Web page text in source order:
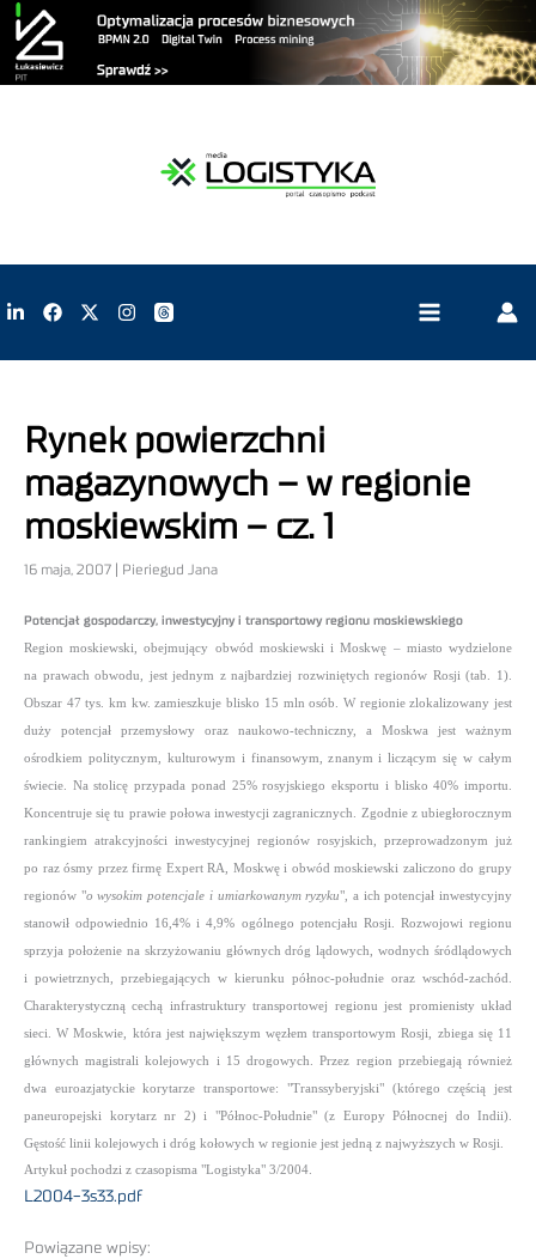
Rynek powierzchni
magazynowych – w regionie
moskiewskim – cz. 1
16 maja, 2007 | Pieriegud Jana
Potencjał gospodarczy, inwestycyjny i transportowy regionu moskiewskiego
Region moskiewski, obejmujący obwód moskiewski i Moskwę – miasto wydzielone
na prawach obwodu, jest jednym z najbardziej rozwiniętych regionów Rosji (tab. 1).
Obszar 47 tys. km kw. zamieszkuje blisko 15 mln osób. W regionie zlokalizowany jest
duży potencjał przemysłowy oraz naukowo-techniczny, a Moskwa jest ważnym
ośrodkiem politycznym, kulturowym i finansowym, znanym i liczącym się w całym
świecie. Na stolicę przypada ponad 25% rosyjskiego eksportu i blisko 40% importu.
Koncentruje się tu prawie połowa inwestycji zagranicznych. Zgodnie z ubiegłorocznym
rankingiem atrakcyjności inwestycyjnej regionów rosyjskich, przeprowadzonym już
po raz ósmy przez firmę Expert RA, Moskwę i obwód moskiewski zaliczono do grupy
regionów "o wysokim potencjale i umiarkowanym ryzyku", a ich potencjał inwestycyjny
stanowił odpowiednio 16,4% i 4,9% ogólnego potencjału Rosji. Rozwojowi regionu
sprzyja położenie na skrzyżowaniu głównych dróg lądowych, wodnych śródlądowych
i powietrznych, przebiegających w kierunku północ-południe oraz wschód-zachód.
Charakterystyczną cechą infrastruktury transportowej regionu jest promienisty układ
sieci. W Moskwie, która jest największym węzłem transportowym Rosji, zbiega się 11
głównych magistrali kolejowych i 15 drogowych. Przez region przebiegają również
dwa euroazjatyckie korytarze transportowe: "Transsyberyjski" (którego częścią jest
paneuropejski korytarz nr 2) i "Północ-Południe" (z Europy Północnej do Indii).
Gęstość linii kolejowych i dróg kołowych w regionie jest jedną z najwyższych w Rosji.
Artykuł pochodzi z czasopisma "Logistyka" 3/2004.
L2004-3s33.pdf
Powiązane wpisy: